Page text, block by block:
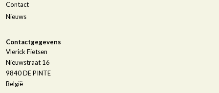
Contact
Nieuws
Contactgegevens
Vlerick Fietsen
Nieuwstraat 16
9840DE PINTE
België